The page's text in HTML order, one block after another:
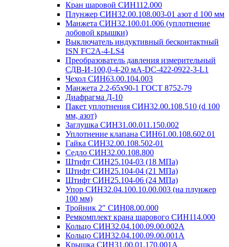
Кран шаровой СИН112.000
Плунжер СИН32.00.108.003-01 азот d 100 мм
Манжета СИН32.100.01.006 (уплотнение
лобовой крышки)
Выключатель индуктивный бесконтактный
ISN FC2A-4-LS4
Преобразователь давления измерительный
СДВ-И-100,0-4-20 мА-DC-422-0922-3-L1
Чехол СИН63.00.104.003
Манжета 2.2-65х90-1 ГОСТ 8752-79
Диафрагма Д-10
Пакет уплотнения СИН32.00.108.510 (d 100
мм, азот)
Заглушка СИН31.00.011.150.002
Уплотнение клапана СИН61.00.108.602.01
Гайка СИН32.00.108.502-01
Седло СИН32.00.108.800
Штифт СИН25.104-03 (18 МПа)
Штифт СИН25.104-04 (21 МПа)
Штифт СИН25.104-06 (24 МПа)
Упор СИН32.04.100.10.00.003 (на плунжер
100 мм)
Тройник 2" СИН08.00.000
Ремкомплект крана шарового СИН114.000
Кольцо СИН32.04.100.09.00.002А
Кольцо СИН32.04.100.09.00.001А
Крышка СИН31.00.01.170.001А